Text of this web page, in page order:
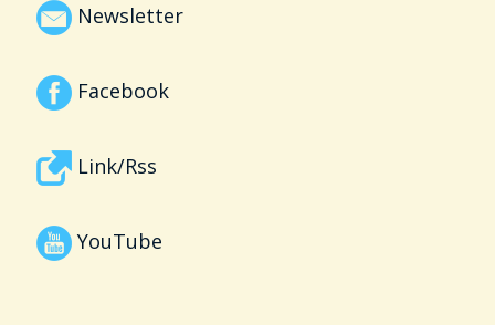
Newsletter
Facebook
Link/Rss
YouTube